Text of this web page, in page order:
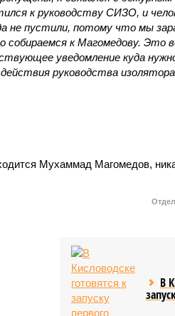
к руководству СИЗО, и
не пустили, потому что мы
собираемся к Магомедову. Это
уведомление куда
руководства
Мухаммад Магомедов,
В